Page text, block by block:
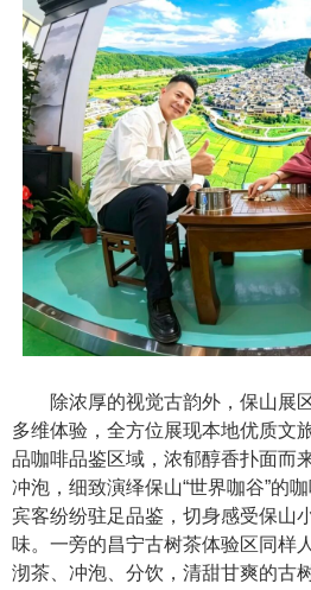
除浓厚的视觉古韵外，保山展
多维体验，全方位展现本地优质文
品咖啡品鉴区域，浓郁醇香扑面而
冲泡，细致演绎保山“世界咖谷”的
宾客纷纷驻足品鉴，切身感受保山
味。一旁的昌宁古树茶体验区同样
沏茶、冲泡、分饮，清甜甘爽的古